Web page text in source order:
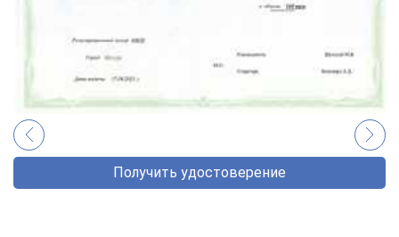
Получить удостоверение